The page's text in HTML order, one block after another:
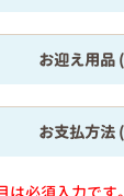
お迎え用品
お支払方法